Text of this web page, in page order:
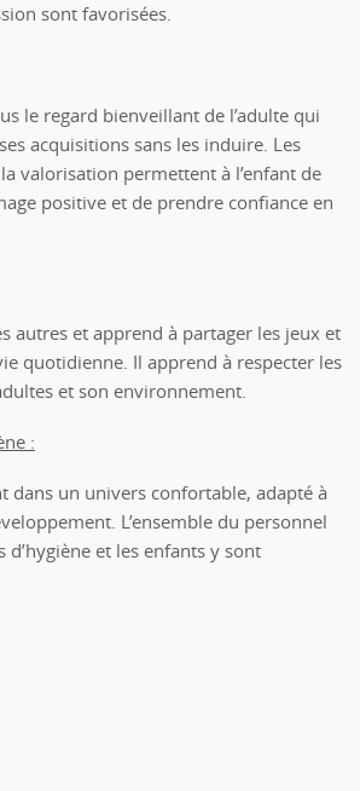
sont favorisées.
le regard bienveillant de l’adulte qui
acquisitions sans les induire. Les
valorisation permettent à l’enfant de
positive et de prendre confiance en
autres et apprend à partager les jeux et
quotidienne. Il apprend à respecter les
et son environnement.
:
dans un univers confortable, adapté à
L’ensemble du personnel
d’hygiène et les enfants y sont